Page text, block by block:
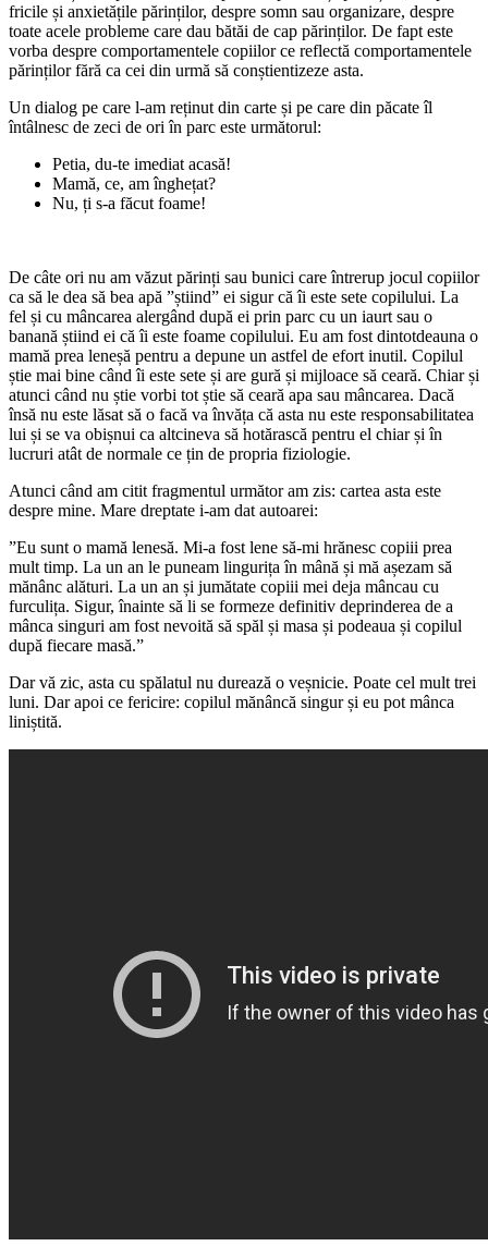
fricile și anxietățile părinților, despre somn sau organizare, despre
toate acele probleme care dau bătăi de cap părinților. De fapt este
vorba despre comportamentele copiilor ce reflectă comportamentele
părinților fără ca cei din urmă să conștientizeze asta.
Un dialog pe care l-am reținut din carte și pe care din păcate îl
întâlnesc de zeci de ori în parc este următorul:
Petia, du-te imediat acasă!
Mamă, ce, am înghețat?
Nu, ți s-a făcut foame!
De câte ori nu am văzut părinți sau bunici care întrerup jocul copiilor
ca să le dea să bea apă ”știind” ei sigur că îi este sete copilului. La
fel și cu mâncarea alergând după ei prin parc cu un iaurt sau o
banană știind ei că îi este foame copilului. Eu am fost dintotdeauna o
mamă prea leneșă pentru a depune un astfel de efort inutil. Copilul
știe mai bine când îi este sete și are gură și mijloace să ceară. Chiar și
atunci când nu știe vorbi tot știe să ceară apa sau mâncarea. Dacă
însă nu este lăsat să o facă va învăța că asta nu este responsabilitatea
lui și se va obișnui ca altcineva să hotărască pentru el chiar și în
lucruri atât de normale ce țin de propria fiziologie.
Atunci când am citit fragmentul următor am zis: cartea asta este
despre mine. Mare dreptate i-am dat autoarei:
”Eu sunt o mamă lenesă. Mi-a fost lene să-mi hrănesc copiii prea
mult timp. La un an le puneam lingurița în mână și mă așezam să
mănânc alături. La un an și jumătate copiii mei deja mâncau cu
furculița. Sigur, înainte să li se formeze definitiv deprinderea de a
mânca singuri am fost nevoită să spăl și masa și podeaua și copilul
după fiecare masă.”
Dar vă zic, asta cu spălatul nu durează o veșnicie. Poate cel mult trei
luni. Dar apoi ce fericire: copilul mănâncă singur și eu pot mânca
liniștită.